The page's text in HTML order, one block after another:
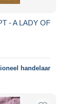
- A LADY OF
handelaar